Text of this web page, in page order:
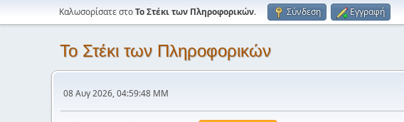
Καλωσορίσατε στοΤο Στέκι των Πληροφορικών. Σύνδεση Εγγραφή
Το Στέκι των Πληροφορικών
08 Αυγ 2026, 04:59:48 ΜΜ